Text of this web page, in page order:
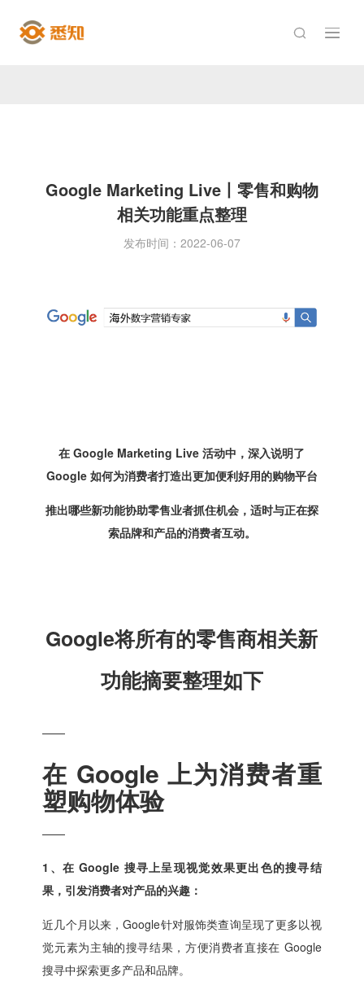

Google Marketing Live丨零售和购物
相关功能重点整理
发布时间：2022-06-07
在 Google Marketing Live 活动中，深入说明了
Google 如何为消费者打造出更加便利好用的购物平台
推出哪些新功能协助零售业者抓住机会，适时与正在探
索品牌和产品的消费者互动。
Google将所有的零售商相关新
功能摘要整理如下
——
在 Google 上为消费者重
塑购物体验
——
1、在 Google 搜寻上呈现视觉效果更出色的搜寻结
果，引发消费者对产品的兴趣：
近几个月以来，Google针对服饰类查询呈现了更多以视
觉元素为主轴的搜寻结果，方便消费者直接在 Google
搜寻中探索更多产品和品牌。